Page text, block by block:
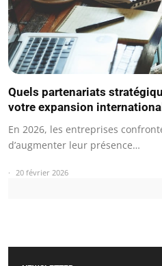
Quels partenariats
votre expansion
En 2026, les entreprises
d’augmenter leur présence…
20 février 2026